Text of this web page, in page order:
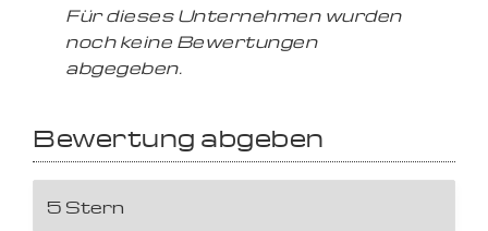
Für dieses Unternehmen wurden
noch keine Bewertungen
abgegeben.
Bewertung abgeben